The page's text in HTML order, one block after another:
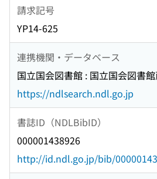
請求記号
YP14-625
連携機関・データベース
国立国会図書館 : 国立国会図書
https://ndlsearch.ndl.go.jp
書誌ID（NDLBibID）
000001438926
http://id.ndl.go.jp/bib/